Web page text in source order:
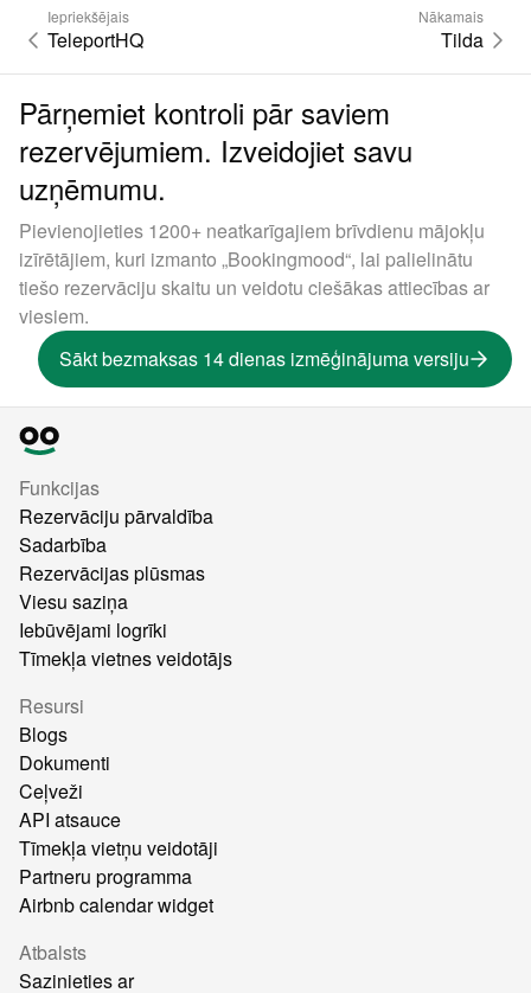
Iepriekšējais
TeleportHQ
Nākamais
Tilda
Pārņemiet kontroli pār saviem
rezervējumiem. Izveidojiet savu
uzņēmumu.
Pievienojieties 1200+ neatkarīgajiem brīvdienu mājokļu
izīrētājiem, kuri izmanto „Bookingmood“, lai palielinātu
tiešo rezervāciju skaitu un veidotu ciešākas attiecības ar
viesiem.
Sākt bezmaksas 14 dienas izmēģinājuma versiju
Funkcijas
Rezervāciju pārvaldība
Sadarbība
Rezervācijas plūsmas
Viesu saziņa
Iebūvējami logrīki
Tīmekļa vietnes veidotājs
Resursi
Blogs
Dokumenti
Ceļveži
API atsauce
Tīmekļa vietņu veidotāji
Partneru programma
Airbnb calendar widget
Atbalsts
Sazinieties ar